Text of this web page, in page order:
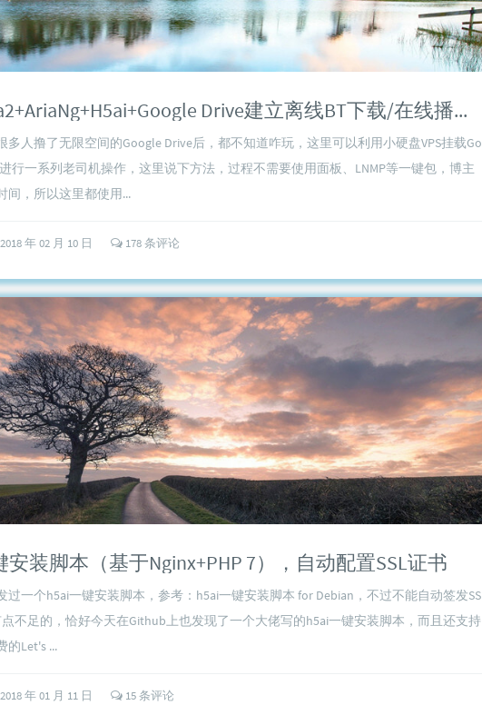
利用Aria2+AriaNg+H5ai+Google Drive建立离线BT下载/在线播放/无限空间网盘
多人撸了无限空间的Google Drive后，都不知道咋玩，这里可以利用小硬盘VPS挂载Go
行一系列老司机操作，这里说下方法，过程不需要使用面板、LNMP等一键包，博主
间，所以这里都使用...
2018 年 02 月 10 日 178 条评论
安装脚本（基于Nginx+PHP 7），自动配置SSL证书
过一个h5ai一键安装脚本，参考：h5ai一键安装脚本 for Debian，不过不能自动签发SS
不足的，恰好今天在Github上也发现了一个大佬写的h5ai一键安装脚本，而且还支持
的Let's ...
2018 年 01 月 11 日 15 条评论